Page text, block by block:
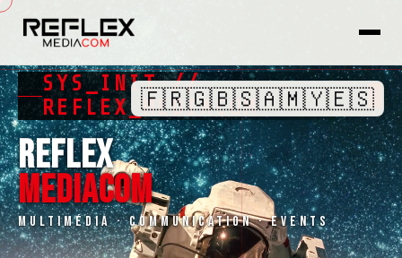
SYS_INIT //
REFLEX_MEDIACOM
█
REFLEX
MEDIACOM
Multimédia · Communication · Events
🇫🇷🇬🇧🇸🇦🇲🇾🇪🇸